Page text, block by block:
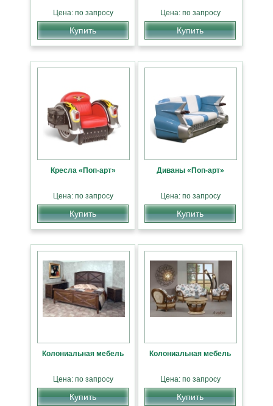
Цена: по запросу
Купить
Цена: по запросу
Купить
Кресла «Поп-арт»
Цена: по запросу
Купить
Диваны «Поп-арт»
Цена: по запросу
Купить
Колониальная мебель
Цена: по запросу
Купить
Колониальная мебель
Цена: по запросу
Купить